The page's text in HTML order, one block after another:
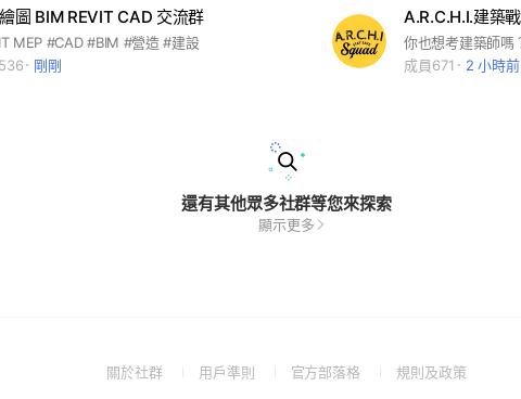
圖 BIM REVIT CAD 交流群
MEP #CAD #BIM #營造 #建設
剛剛
成員671
2 小時前
還有其他眾多社群等您來探索
顯示更多
關於社群
(Open用戶準則
(Open官方部落格
(Open規則及政策(Open